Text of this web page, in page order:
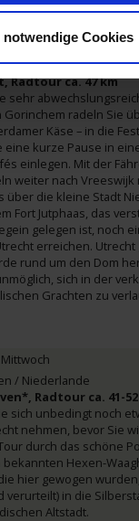
notwendige Cookies
Dienstag
Radtour ca. 47 km
sehr
radeln Sie
Käse – in die
eine kurze Pause in
einlegen. Mit der
weiter nach Vreeswijk
über die kleine Stadt
Fort Jutphaas, das
gelegen ist, noch
erreichen. Utrecht
rund um den Dom
sich in der
Grachten zu
Mittwoch
/ Niederlande
Radtour ca. 41-
sich unbedingt noch
nehmen, bevor Sie
durch das schöne
Hexen-
hier gewogen
verurteilt) in die
Altstadt.